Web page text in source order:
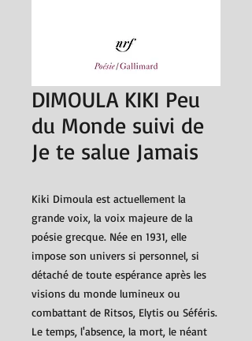
DIMOULA KIKI Peu
du Monde suivi de
Je te salue Jamais
Kiki Dimoula est actuellement la
grande voix, la voix majeure de la
poésie grecque. Née en 1931, elle
impose son univers si personnel, si
détaché de toute espérance après les
visions du monde lumineux ou
combattant de Ritsos, Elytis ou Séféris.
Le temps, l'absence, la mort, le néant